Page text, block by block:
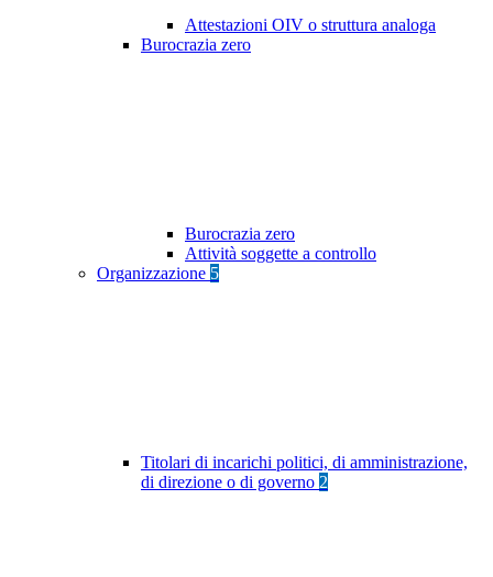
Attestazioni OIV o struttura analoga
Burocrazia zero
Burocrazia zero
Attività soggette a controllo
Organizzazione 5
Titolari di incarichi politici, di amministrazione,
di direzione o di governo 2